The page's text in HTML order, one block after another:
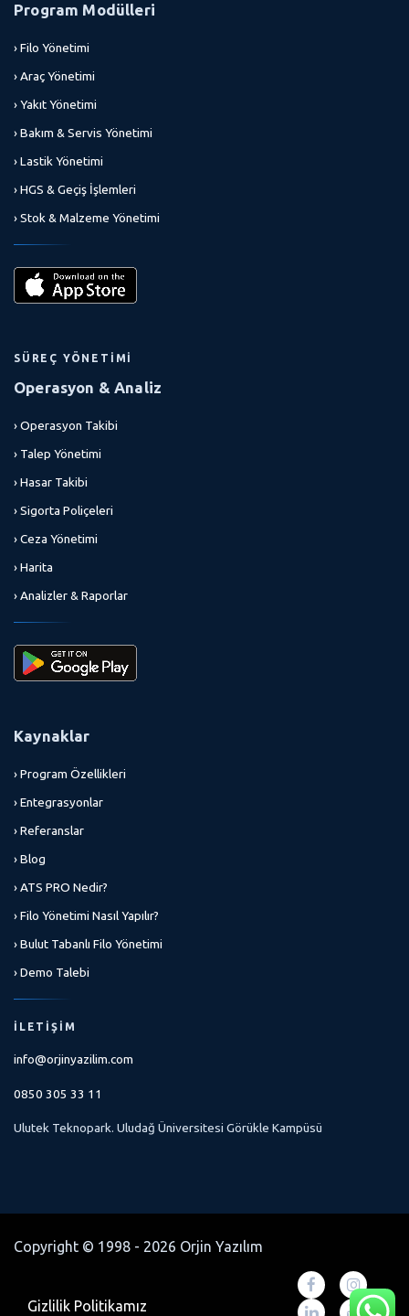
Program Modülleri
› Filo Yönetimi
› Araç Yönetimi
› Yakıt Yönetimi
› Bakım & Servis Yönetimi
› Lastik Yönetimi
› HGS & Geçiş İşlemleri
› Stok & Malzeme Yönetimi
SÜREÇ YÖNETIMI
Operasyon & Analiz
› Operasyon Takibi
› Talep Yönetimi
› Hasar Takibi
› Sigorta Poliçeleri
› Ceza Yönetimi
› Harita
› Analizler & Raporlar
Kaynaklar
› Program Özellikleri
› Entegrasyonlar
› Referanslar
› Blog
› ATS PRO Nedir?
› Filo Yönetimi Nasıl Yapılır?
› Bulut Tabanlı Filo Yönetimi
› Demo Talebi
İLETIŞIM
info@orjinyazilim.com
0850 305 33 11
Ulutek Teknopark. Uludağ Üniversitesi Görükle Kampüsü
Copyright © 1998 - 2026 Orjin Yazılım
Gizlilik Politikamız